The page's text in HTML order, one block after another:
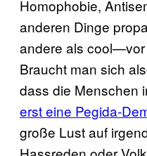
Homophobie,
anderen Dinge
andere als cool—vor
Braucht man sich
dass die Menschen
erst eine Pegida-
große Lust auf